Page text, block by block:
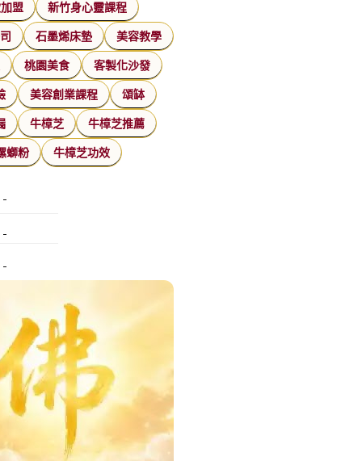
盟 新竹身心靈課程
石墨烯床墊 美容教學
桃園美食 客製化沙發
美容創業課程 頌缽
牛樟芝 牛樟芝推薦
螄粉 牛樟芝功效